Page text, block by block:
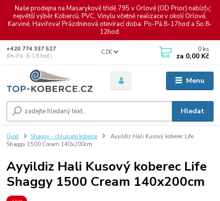
Naše prodejna na Masarykově třídě 795 v Orlové (OD Prior) nabízí
největší výběr Koberců, PVC, Vinylu včetně realizace v okolí Orlové,
Karviné, Havířova! Prázdninová otevírací doba: Po-Pá:8-17hod a So:8-
12hod.
Menu
CZK
Hledat
+420 774 337 527
(Po-Pá, 8-18 hod.)
0 ks
za 0,00 Kč
Úvod Shaggy - chlupaté koberce
Ayyildiz Hali Kusový koberec Life
Shaggy 1500 Cream 140x200cm
Ayyildiz Hali Kusový koberec Life
Shaggy 1500 Cream 140x200cm